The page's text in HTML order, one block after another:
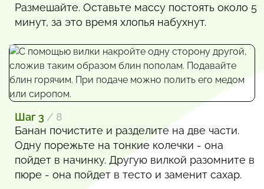
Размешайте. Оставьте массу постоять около 5
минут, за это время хлопья набухнут.
Шаг 3 / 8
Банан почистите и разделите на две части.
Одну порежьте на тонкие колечки - она
пойдет в начинку. Другую вилкой разомните в
пюре - она пойдет в тесто и заменит сахар.